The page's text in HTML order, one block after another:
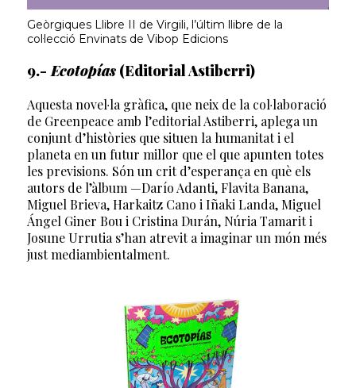
Geòrgiques Llibre II de Virgili, l’últim llibre de la
col·lecció Envinats de Vibop Edicions
9.- Ecotopías(Editorial Astiberri)
Aquesta novel·la gràfica, que neix de la col·laboració
de Greenpeace amb l’editorial Astiberri, aplega un
conjunt d’històries que situen la humanitat i el
planeta en un futur millor que el que apunten totes
les previsions. Són un crit d’esperança en què els
autors de l’àlbum —Darío Adanti, Flavita Banana,
Miguel Brieva, Harkaitz Cano i Iñaki Landa, Miguel
Ángel Giner Bou i Cristina Durán, Núria Tamarit i
Josune Urrutia s’han atrevit a imaginar un món més
just mediambientalment.